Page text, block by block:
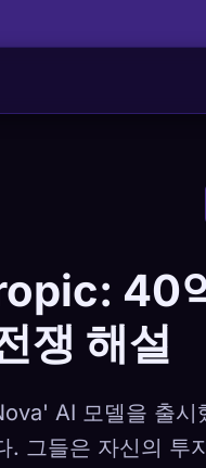
40
쟁 해설
AI 모델을 출시
그들은 자신의 투